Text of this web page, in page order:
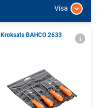
Visa
Kroksats BAHCO 2633